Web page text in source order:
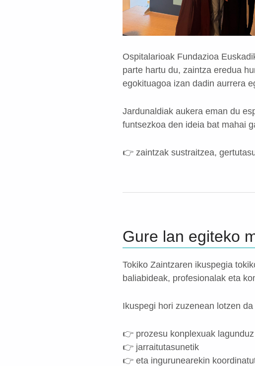
Ospitalarioak Fundazioa
parte hartu du, zaintza eredua
egokituagoa izan dadin aurrera
Jardunaldiak aukera eman du
funtsezkoa den ideia bat mahai
👉 zaintzak sustraitzea,
Gure lan egiteko
Tokiko Zaintzaren ikuspegia
baliabideak, profesionalak eta
Ikuspegi hori zuzenean lotzen
👉 prozesu konplexuak lagunduz
👉 jarraitutasunetik
👉 eta ingurunearekin